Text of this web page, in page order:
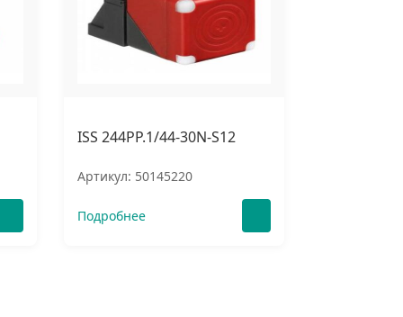
ISS 244PP.1/44-30N-S12
Артикул: 50145220
Подробнее